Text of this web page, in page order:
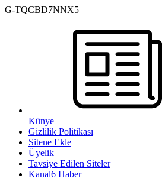
G-TQCBD7NNX5
Künye
Gizlilik Politikası
Sitene Ekle
Üyelik
Tavsiye Edilen Siteler
Kanal6 Haber